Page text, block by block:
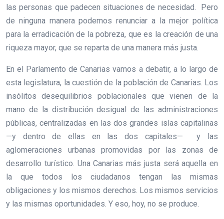
las personas que padecen situaciones de necesidad. Pero
de ninguna manera podemos renunciar a la mejor política
para la erradicación de la pobreza, que es la creación de una
riqueza mayor, que se reparta de una manera más justa.
En el Parlamento de Canarias vamos a debatir, a lo largo de
esta legislatura, la cuestión de la población de Canarias. Los
insólitos desequilibrios poblacionales que vienen de la
mano de la distribución desigual de las administraciones
públicas, centralizadas en las dos grandes islas capitalinas
—y dentro de ellas en las dos capitales— y las
aglomeraciones urbanas promovidas por las zonas de
desarrollo turístico. Una Canarias más justa será aquella en
la que todos los ciudadanos tengan las mismas
obligaciones y los mismos derechos. Los mismos servicios
y las mismas oportunidades. Y eso, hoy, no se produce.